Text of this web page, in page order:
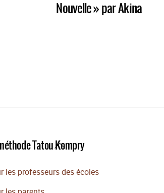
Nouvelle » par Akina
Back
Top
Tatou Kompry
les professeurs des écoles